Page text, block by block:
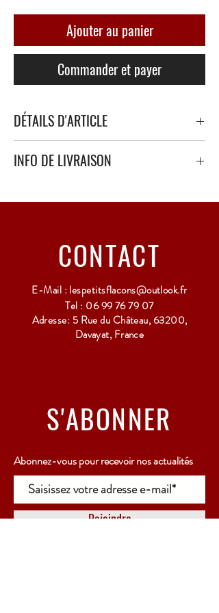
Ajouter au panier
Commander et payer
DÉTAILS D'ARTICLE
INFO DE LIVRAISON
polystyrène.
CONTACT
E-Mail :lespetitsflacons@outlook.fr
Tel : 06 99 76 79 07
Adresse: 5 Rue du Château, 63200,
Davayat, France
S'ABONNER
Abonnez-vous pour recevoir nos actualités
Rejoindre